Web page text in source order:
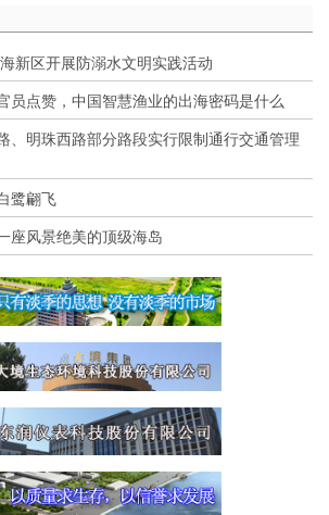
新区开展防溺水文明实践活动
员点赞，中国智慧渔业的出海密码是什么
、明珠西路部分路段实行限制通行交通管理
鹭翩飞
座风景绝美的顶级海岛